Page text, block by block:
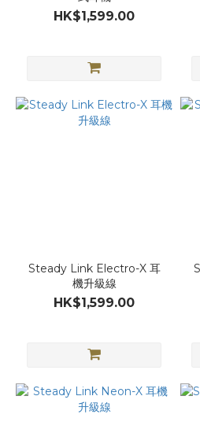
HK$1,599.00
Steady Link Electro-X 耳
機升級線
HK$1,599.00